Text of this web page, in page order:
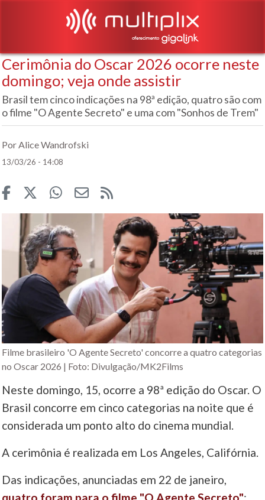
Cerimônia do Oscar 2026 ocorre neste
domingo; veja onde assistir
Brasil tem cinco indicações na 98ª edição, quatro são com
o filme "O Agente Secreto" e uma com "Sonhos de Trem"
Por Alice Wandrofski
13/03/26 - 14:08
Filme brasileiro 'O Agente Secreto' concorre a quatro categorias
no Oscar 2026 | Foto: Divulgação/MK2Films
Neste domingo, 15, ocorre a 98ª edição do Oscar. O
Brasil concorre em cinco categorias na noite que é
considerada um ponto alto do cinema mundial.
A cerimônia é realizada em Los Angeles, Califórnia.
Das indicações, anunciadas em 22 de janeiro,